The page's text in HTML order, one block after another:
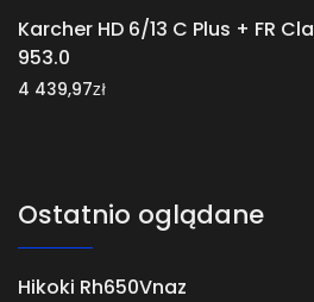
Karcher HD 6/13 C Plus + FR
953.0
4 439,97zł
Ostatnio oglądane
Hikoki Rh650Vnaz